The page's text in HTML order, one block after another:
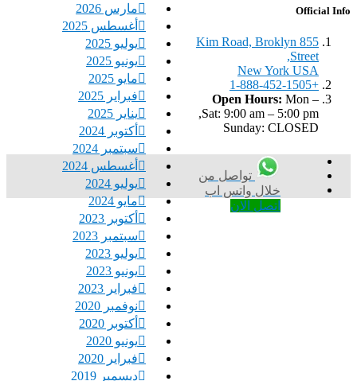
مارس 2026
أغسطس 2025
يوليو 2025
يونيو 2025
مايو 2025
فبراير 2025
يناير 2025
أكتوبر 2024
سبتمبر 2024
أغسطس 2024
يوليو 2024
مايو 2024
أكتوبر 2023
سبتمبر 2023
يوليو 2023
يونيو 2023
فبراير 2023
نوفمبر 2020
أكتوبر 2020
يونيو 2020
فبراير 2020
ديسمبر 2019
Official Info
855 Kim Road, Broklyn
Street,
New York USA
+1-888-452-1505
Open Hours: Mon –
Sat: 9:00 am – 5:00 pm,
Sunday: CLOSED
تواصل من
خلال واتس اب
اتصل الان